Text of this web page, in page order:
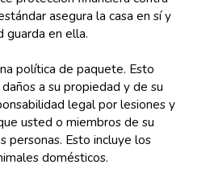
asegura la casa en sí y
guarda en ella.
política de paquete. Esto
a su propiedad y de su
legal por lesiones y
usted o miembros de su
personas. Esto incluye los
domésticos.